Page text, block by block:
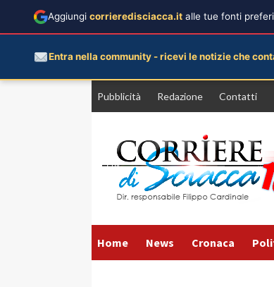
Pubblicità Redazione Contatti
Home News Cronaca
Aggiungi corrieredisciacca.it alle tue fonti
Entra nella community - ricevi le notizie che